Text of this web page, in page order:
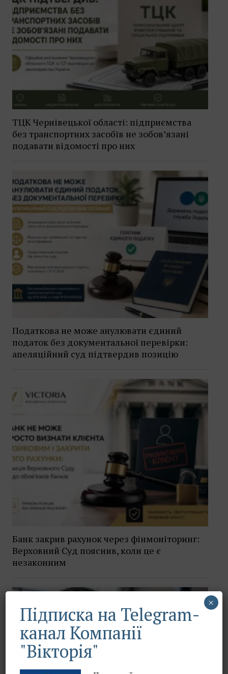
ТЦК Чернівецької області: підприємства
без транспортних засобів не зобов’язані
подавати відомості про них
Податкова не може анулювати єдиний
податок без документальної перевірки:
апеляційний суд підтвердив позицію
Банк закрив рахунок через фінмоніторинг:
Верховний Суд пояснив, коли це є
незаконним
Підписка на Telegram-
канал Компанії
"Вікторія"
×